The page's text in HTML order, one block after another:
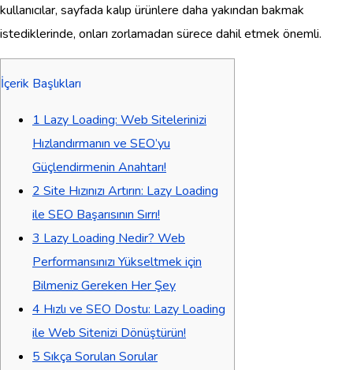
kullanıcılar, sayfada kalıp ürünlere daha yakından bakmak
istediklerinde, onları zorlamadan sürece dahil etmek önemli.
İçerik Başlıkları
1 Lazy Loading: Web Sitelerinizi
Hızlandırmanın ve SEO’yu
Güçlendirmenin Anahtarı!
2 Site Hızınızı Artırın: Lazy Loading
ile SEO Başarısının Sırrı!
3 Lazy Loading Nedir? Web
Performansınızı Yükseltmek için
Bilmeniz Gereken Her Şey
4 Hızlı ve SEO Dostu: Lazy Loading
ile Web Sitenizi Dönüştürün!
5 Sıkça Sorulan Sorular